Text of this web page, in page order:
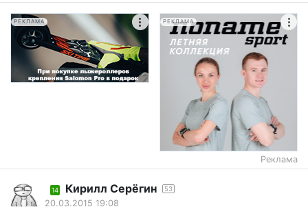
РЕКЛАМА РЕКЛАМА
Реклама
14 Кирилл Серёгин 53
20.03.2015 19:08